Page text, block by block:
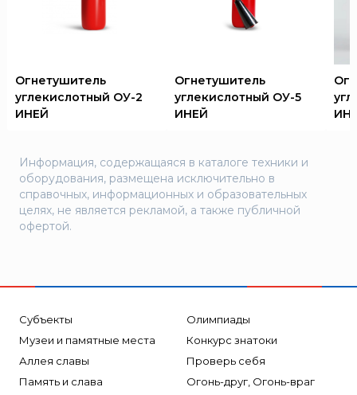
Огнетушитель
углекислотный ОУ-2
ИНЕЙ
Огнетушитель
углекислотный ОУ-5
ИНЕЙ
Информация, содержащаяся в каталоге техники и
оборудования, размещена исключительно в
справочных, информационных и образовательных
целях, не является рекламой, а также публичной
офертой.
Субъекты
Музеи и памятные места
Аллея славы
Память и слава
Олимпиады
Конкурс знатоки
Проверь себя
Огонь-друг, Огонь-враг